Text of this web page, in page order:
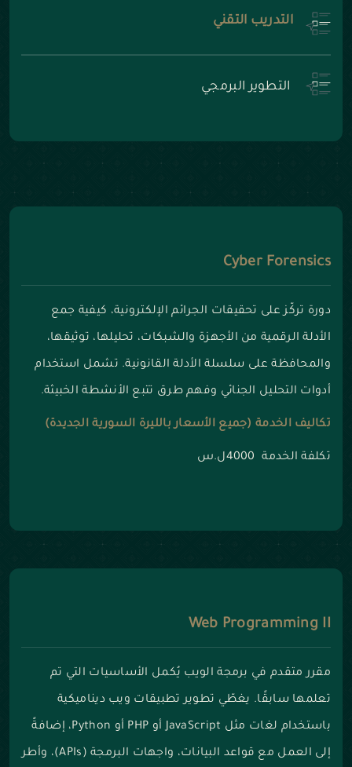
التدريب التقني
التطوير البرمجي
Cyber Forensics
دورة تركّز على تحقيقات الجرائم الإلكترونية، كيفية جمع
الأدلة الرقمية من الأجهزة والشبكات، تحليلها، توثيقها،
والمحافظة على سلسلة الأدلة القانونية. تشمل استخدام
أدوات التحليل الجنائي وفهم طرق تتبع الأنشطة الخبيثة.
تكاليف الخدمة (جميع الأسعار بالليرة السورية الجديدة)
تكلفة الخدمة 4000ل.س
Web Programming II
مقرر متقدم في برمجة الويب يُكمل الأساسيات التي تم
تعلمها سابقًا. يغطّي تطوير تطبيقات ويب ديناميكية
باستخدام لغات مثل JavaScript أو PHP أو Python، إضافةً
إلى العمل مع قواعد البيانات، واجهات البرمجة (APIs)، وأطر